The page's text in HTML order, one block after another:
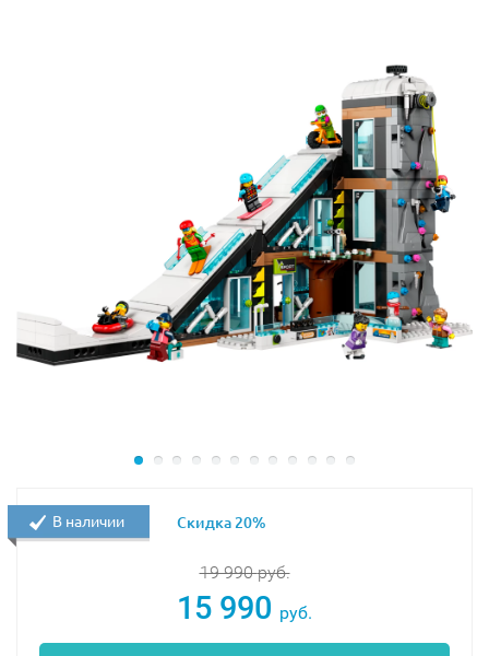
В набор входит
аутентичное оружие и инструменты добычи
ресурсов прямиком из «Королевской битвы»,
чтобы вы могли разыгрывать напряженные
баталии и защищать свой лут.
Отличный подарок для геймеров, стримеров и
преданных фанатов вселенной Epic Games.
Заказывайте эту яркую новинку в LEKUB и одержите
свою Королевскую победу в формате LEGO!
19 990руб.
15 990 руб.
В наличии Скидка 20%